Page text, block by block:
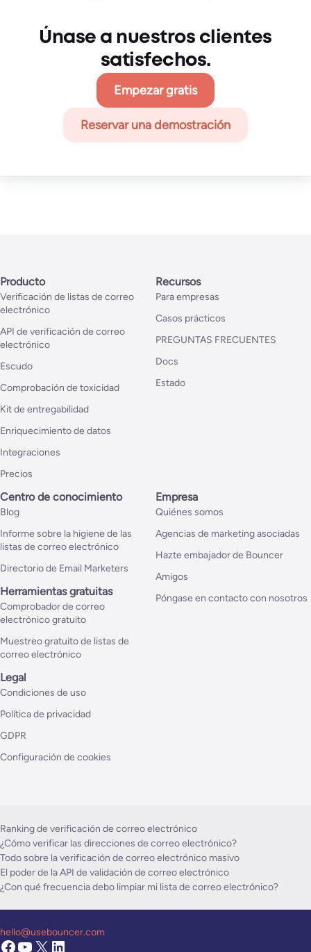
Únase a nuestros clientes
satisfechos.
Empezar gratis
Reservar una demostración
Producto
Verificación de listas de correo
electrónico
API de verificación de correo
electrónico
Escudo
Comprobación de toxicidad
Kit de entregabilidad
Enriquecimiento de datos
Integraciones
Precios
Recursos
Para empresas
Casos prácticos
PREGUNTAS FRECUENTES
Docs
Estado
Centro de conocimiento
Blog
Informe sobre la higiene de las
listas de correo electrónico
Directorio de Email Marketers
Herramientas gratuitas
Comprobador de correo
electrónico gratuito
Muestreo gratuito de listas de
correo electrónico
Empresa
Quiénes somos
Agencias de marketing asociadas
Hazte embajador de Bouncer
Amigos
Póngase en contacto con nosotros
Legal
Condiciones de uso
Política de privacidad
GDPR
Configuración de cookies
Ranking de verificación de correo electrónico
¿Cómo verificar las direcciones de correo electrónico?
Todo sobre la verificación de correo electrónico masivo
El poder de la API de validación de correo electrónico
¿Con qué frecuencia debo limpiar mi lista de correo electrónico?
hello@usebouncer.com